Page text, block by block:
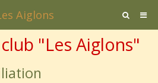
Aiglons
"Les Aiglons"